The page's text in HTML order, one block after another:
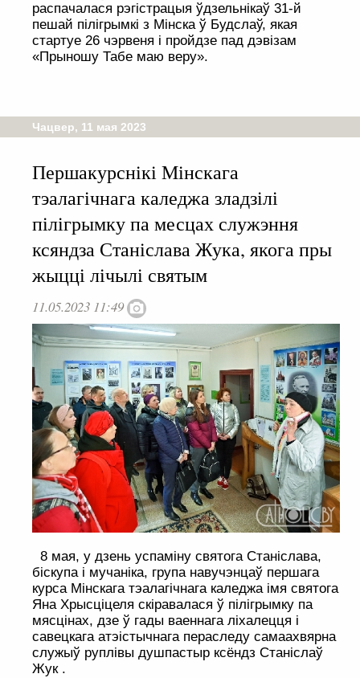
распачалася рэгістрацыя ўдзельнікаў 31-й
пешай пілігрымкі з Мінска ў Будслаў, якая
стартуе 26 чэрвеня і пройдзе пад дэвізам
«Прыношу Табе маю веру».
Чацвер, 11 мая 2023
Першакурснікі Мінскага
тэалагічнага каледжа зладзілі
пілігрымку па месцах служэння
ксяндза Станіслава Жука, якога пры
жыцці лічылі святым
11.05.2023 11:49
8 мая, у дзень успаміну святога Станіслава,
біскупа і мучаніка, група навучэнцаў першага
курса Мінскага тэалагічнага каледжа імя святога
Яна Хрысціцеля скіравалася ў пілігрымку па
мясцінах, дзе ў гады ваеннага ліхалецця і
савецкага атэістычнага пераследу самаахвярна
служыў руплівы душпастыр ксёндз Станіслаў
Жук .